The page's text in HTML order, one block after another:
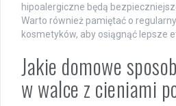
hipoalergiczne będą
Warto również pamiętać o
kosmetyków, aby osiągnąć lepsze
Jakie domowe
w walce z cieniami